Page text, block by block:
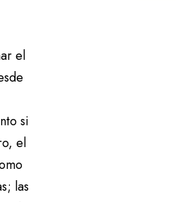
el
si
el
las